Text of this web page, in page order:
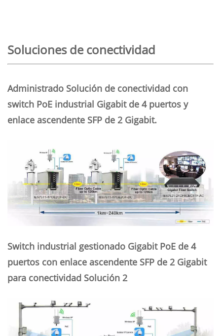
Soluciones de conectividad
Administrado Solución de conectividad con
switch PoE industrial Gigabit de 4 puertos y
enlace ascendente SFP de 2 Gigabit.
Switch industrial gestionado Gigabit PoE de 4
puertos con enlace ascendente SFP de 2 Gigabit
para conectividad Solución 2